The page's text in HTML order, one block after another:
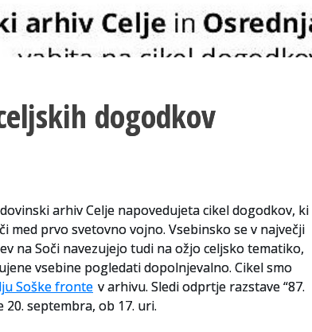
dogodkov
arhiv Celje napovedujeta cikel dogodkov, ki
med prvo svetovno vojno. Vsebinsko se v največji
na Soči navezujejo tudi na ožjo celjsko tematiko,
vsebine pogledati dopolnjevalno. Cikel smo
Soške fronte v arhivu. Sledi odprtje razstave “87.
septembra, ob 17. uri.